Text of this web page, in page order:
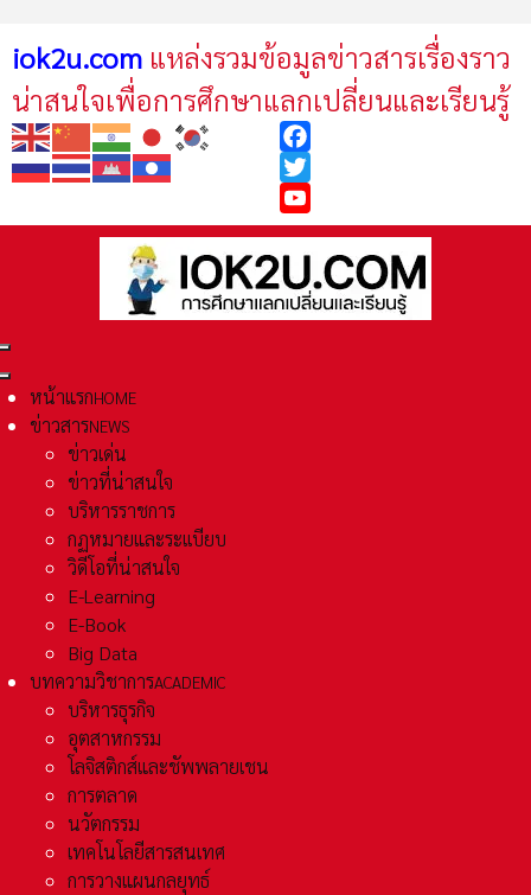
iok2u.com แหล่งรวมข้อมูลข่าวสารเรื่องราว
น่าสนใจเพื่อการศึกษาแลกเปลี่ยนและเรียนรู้
Facebook
Twitter
YouTube
หน้าแรกHOME
ข่าวสารNEWS
ข่าวเด่น
ข่าวที่น่าสนใจ
บริหารราชการ
กฏหมายและระเเบียบ
วิดีโอที่น่าสนใจ
E-Learning
E-Book
Big Data
บทความวิชาการACADEMIC
บริหารธุรกิจ
อุตสาหกรรม
โลจิสติกส์และชัพพลายเชน
การตลาด
นวัตกรรม
เทคโนโลยีสารสนเทศ
การวางแผนกลยุทธ์